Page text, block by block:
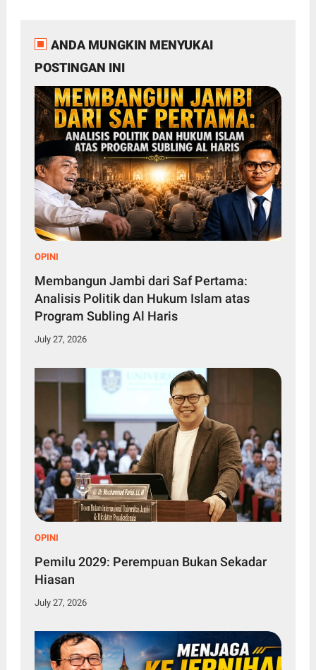
ANDA MUNGKIN MENYUKAI
POSTINGAN INI
OPINI
Membangun Jambi dari Saf Pertama:
Analisis Politik dan Hukum Islam atas
Program Subling Al Haris
July 27, 2026
OPINI
Pemilu 2029: Perempuan Bukan Sekadar
Hiasan
July 27, 2026